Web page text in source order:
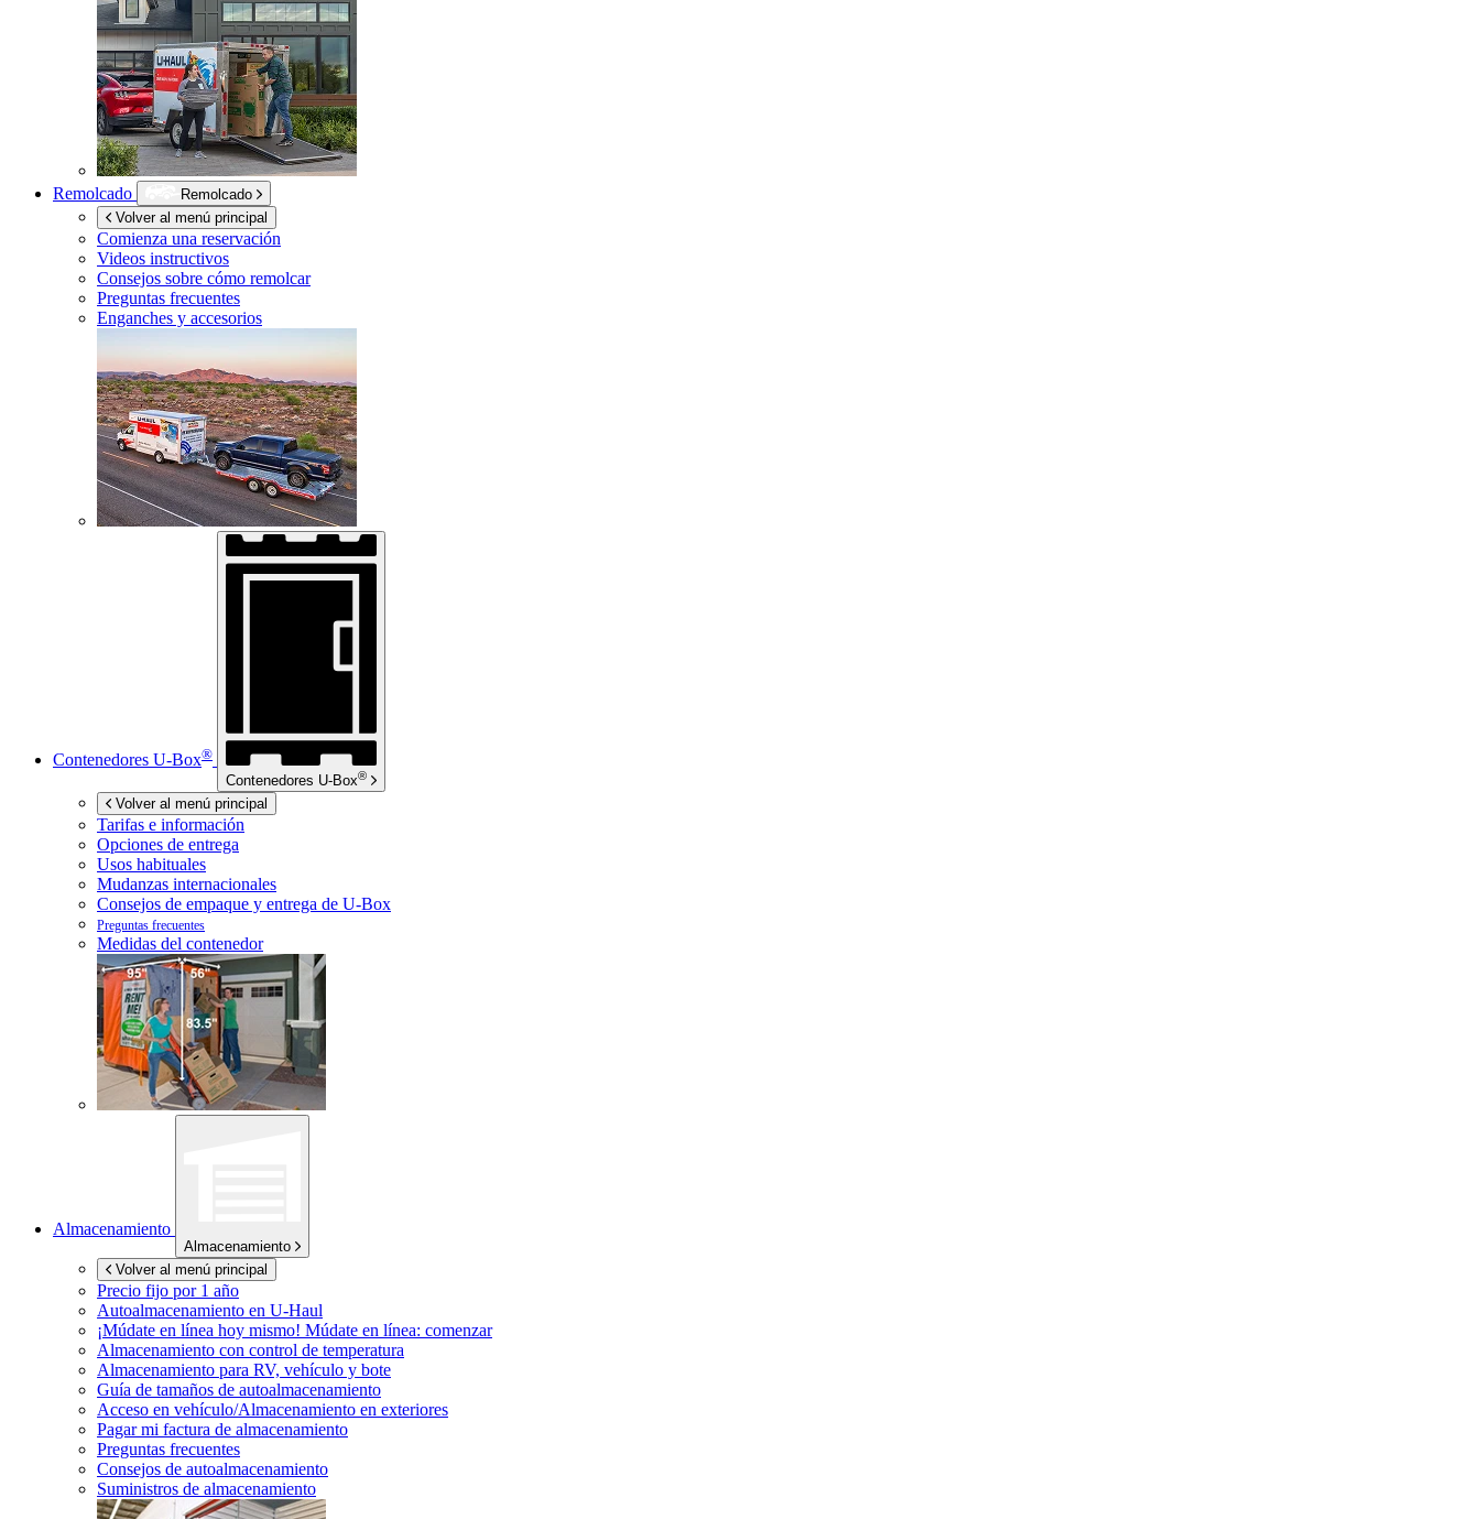
Remolcado
Remolcado
Volver al menú principal
Comienza una reservación
Videos instructivos
Consejos sobre cómo remolcar
Preguntas frecuentes
Enganches y accesorios
Contenedores U-Box®
Contenedores U-Box®
Volver al menú principal
Tarifas e información
Opciones de entrega
Usos habituales
Mudanzas internacionales
Consejos de empaque y entrega de U-Box
Preguntas frecuentes
Medidas del contenedor
Almacenamiento
Almacenamiento
Volver al menú principal
Precio fijo por 1 año
Autoalmacenamiento en U-Haul
¡Múdate en línea hoy mismo! Múdate en línea: comenzar
Almacenamiento con control de temperatura
Almacenamiento para RV, vehículo y bote
Guía de tamaños de autoalmacenamiento
Acceso en vehículo/Almacenamiento en exteriores
Pagar mi factura de almacenamiento
Preguntas frecuentes
Consejos de autoalmacenamiento
Suministros de almacenamiento